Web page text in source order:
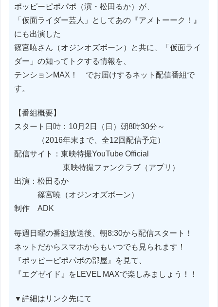
ポッピーピポパポ（演・松田るか）が、
「仮面ライダー芸人」としてあの『アメトーーク！』
にも出演した
篠宮暁さん（オジンオズボーン）と共に、「仮面ライ
ダー」の知ってトクする情報を、
テンションMAX！ でお届けするネット配信番組で
す。
【番組概要】
スタート日時：10月2日（日）朝8時30分～
（2016年末まで、全12回配信予定）
配信サイト：東映特撮YouTube Official
東映特撮ファンクラブ（アプリ）
出演：松田るか
篠宮暁（オジンオズボーン）
制作 ADK
毎週日曜の番組放送後、朝8:30から配信スタート！
ネットだからスマホからもいつでも見られます！
『ポッピーピポパポの部屋』を見て、
『エグゼイド』をLEVEL MAXで楽しみましょう！！
▼詳細はリンク先にて